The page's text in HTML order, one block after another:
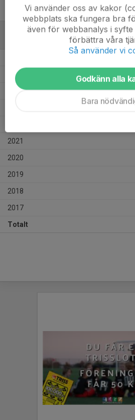
ALLA ÅR
2025
2024
2021
2020
2019
2018
2017
Totalt
Vi använder oss av kakor
webbplats ska fungera bra
även för webbanalys i
förbättra våra
Så använder vi
Godkänn alla
Bara